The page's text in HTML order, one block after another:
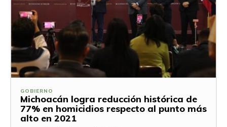
GOBIERNO
Michoacán logra reducción histórica de
77% en homicidios respecto al punto más
alto en 2021